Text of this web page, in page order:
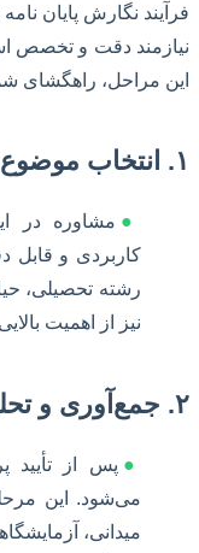
فرآیند نگارش پایان
نیازمند دقت و تخصص
این مراحل، راهگشای
۱. انتخاب موضوع و تأیید پروپوزال
● مشاوره در
کاربردی و قابل
رشته تحصیلی،
نیز از اهمیت
۲. جمع‌آوری و تحلیل داده‌ها
● پس از تأیید
می‌شود. این
میدانی،